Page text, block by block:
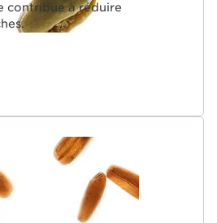
contribue à réduire